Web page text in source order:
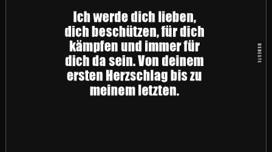
Und nun zum Morgen (Montag) Wetter: Es sind
lokal und regional Ohreigen- verwehungen